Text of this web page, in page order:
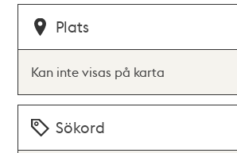
Plats
Kan inte visas på karta
Sökord